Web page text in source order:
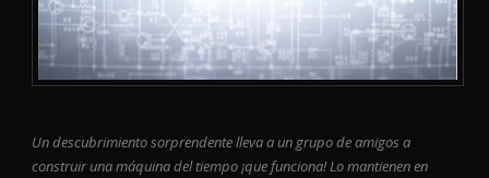
Un descubrimiento sorprendente lleva a un grupo de amigos a
construir una máquina del tiempo ¡que funciona! Lo mantienen en